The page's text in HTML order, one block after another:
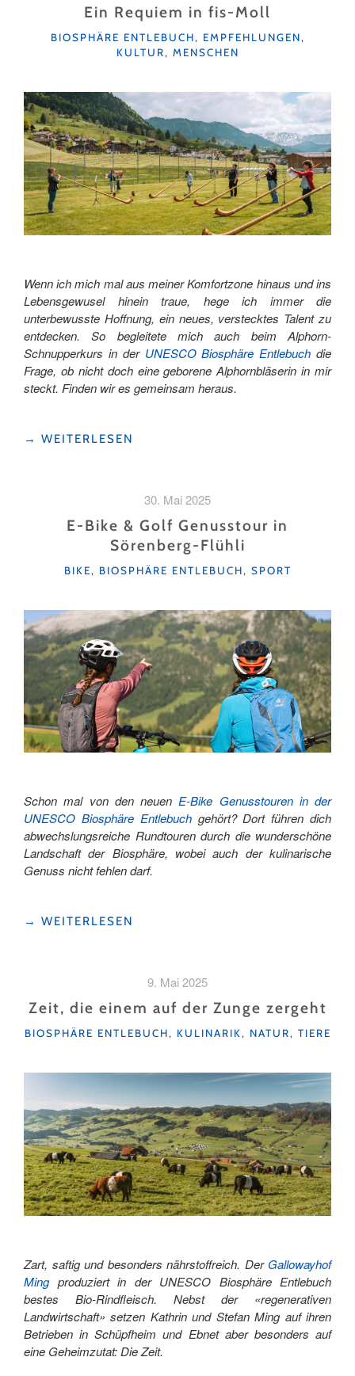
SÖRENBERG"
Ein Requiem in fis-Moll
KATEGORIEN
BIOSPHÄRE ENTLEBUCH, EMPFEHLUNGEN,
KULTUR, MENSCHEN
Wenn ich mich mal aus meiner Komfortzone hinaus und ins
Lebensgewusel hinein traue, hege ich immer die
unterbewusste Hoffnung, ein neues, verstecktes Talent zu
entdecken. So begleitete mich auch beim Alphorn-
Schnupperkurs in der UNESCO Biosphäre Entlebuch die
Frage, ob nicht doch eine geborene Alphornbläserin in mir
steckt. Finden wir es gemeinsam heraus.
"EIN
→ WEITERLESEN
30. Mai 2025
E-Bike & Golf Genusstour in
Sörenberg-Flühli
KATEGORIEN
BIKE, BIOSPHÄRE ENTLEBUCH, SPORT
Schon mal von den neuenE-Bike Genusstouren in der
UNESCO Biosphäre Entlebuchgehört? Dort führen dich
abwechslungsreiche Rundtouren durch die wunderschöne
Landschaft der Biosphäre, wobei auch der kulinarische
Genuss nicht fehlen darf.
"E-
IN
SÖRENBERG-
FLÜHLI"
→ WEITERLESEN
9. Mai 2025
Zeit, die einem auf der Zunge zergeht
KATEGORIEN
BIOSPHÄRE ENTLEBUCH, KULINARIK, NATUR, TIERE
Zart, saftig und besonders nährstoffreich. Der Gallowayhof
Mingproduziert in der UNESCO Biosphäre Entlebuch
bestes Bio-Rindfleisch. Nebst der «regenerativen
Landwirtschaft» setzen Kathrin und Stefan Ming auf ihren
Betrieben in Schüpfheim und Ebnet aber besonders auf
eine Geheimzutat: Die Zeit.